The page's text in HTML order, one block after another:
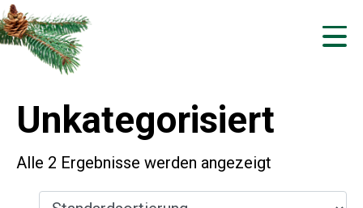
Unkategorisiert
Alle 2 Ergebnisse werden angezeigt